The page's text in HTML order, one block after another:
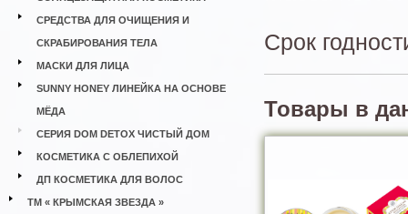
СРЕДСТВА ДЛЯ ОЧИЩЕНИЯ И
СКРАБИРОВАНИЯ ТЕЛА
МАСКИ ДЛЯ ЛИЦА
SUNNY HONEY ЛИНЕЙКА НА ОСНОВЕ
МЁДА
СЕРИЯ DOM DETOX ЧИСТЫЙ ДОМ
КОСМЕТИКА С ОБЛЕПИХОЙ
ДП КОСМЕТИКА ДЛЯ ВОЛОС
ТМ « КРЫМСКАЯ ЗВЕЗДА »
Срок
Товары в